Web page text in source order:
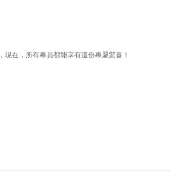
在，所有專員都能享有這份專屬驚喜！